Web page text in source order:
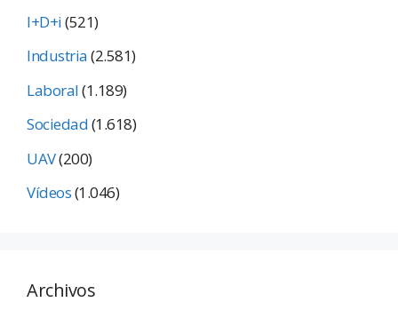
I+D+i(521)
Industria(2.581)
Laboral(1.189)
Sociedad(1.618)
UAV(200)
Vídeos(1.046)
Archivos